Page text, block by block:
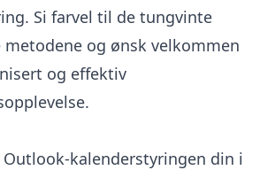
Si farvel til de tungvinte
og ønsk velkommen
og effektiv
kalenderstyringen din i